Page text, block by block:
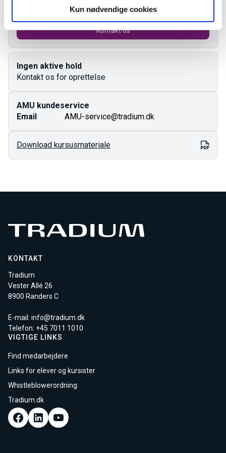
Kun nødvendige cookies
Ingen aktive hold
Kontakt os for oprettelse
AMU kundeservice
Email
AMU-service@tradium.dk
Download kursusmateriale
Kontakt os
KONTAKT
Tradium
Vester Allé 26
8900 Randers C
E-mail: info@tradium.dk
Telefon: +45 7011 1010
VIGTIGE LINKS
Find medarbejdere
Links for elever og kursister
Whistleblowerordning
Tradium.dk